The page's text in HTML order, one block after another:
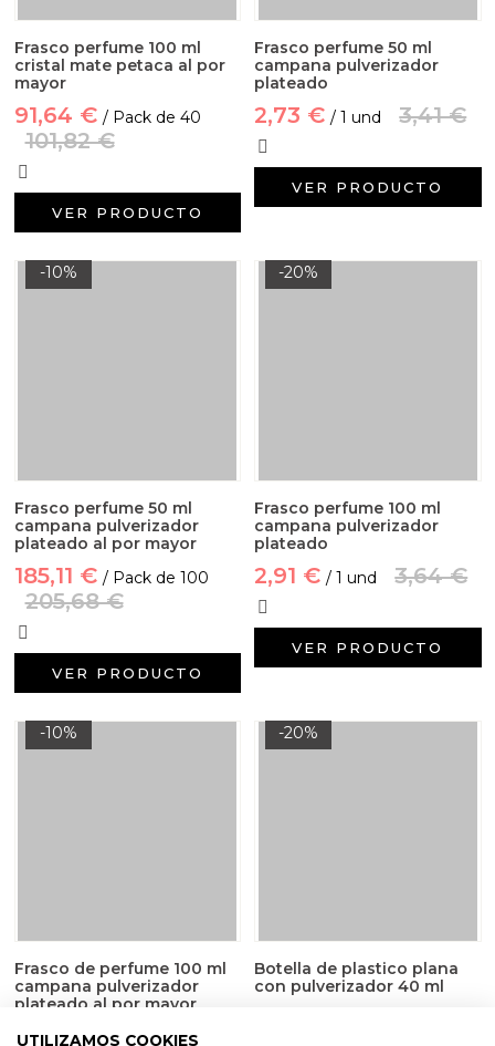
Frasco perfume 100 ml
cristal mate petaca al por
mayor
91,64 € / Pack de 40
101,82 €
VER PRODUCTO
Frasco perfume 50 ml
campana pulverizador
plateado
2,73 € / 1 und 3,41 €
VER PRODUCTO
-10%
Frasco perfume 50 ml
campana pulverizador
plateado al por mayor
185,11 € / Pack de 100
205,68 €
VER PRODUCTO
-20%
Frasco perfume 100 ml
campana pulverizador
plateado
2,91 € / 1 und 3,64 €
VER PRODUCTO
-10%
Frasco de perfume 100 ml
campana pulverizador
plateado al por mayor
109,43 € / Pack de 50
-20%
Botella de plastico plana
con pulverizador 40 ml
UTILIZAMOS COOKIES